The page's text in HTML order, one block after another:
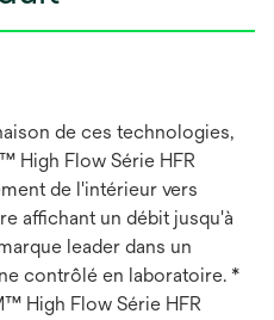
de ces technologies,
High Flow Série HFR
de l'intérieur vers
affichant un débit jusqu'à
leader dans un
contrôlé en laboratoire. *
High Flow Série HFR